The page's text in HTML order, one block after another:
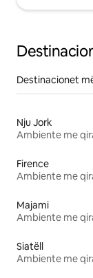
Destinacionet
Nju Jork
Ambiente me
Firence
Ambiente me
Majami
Ambiente me
Siatëll
Ambiente me